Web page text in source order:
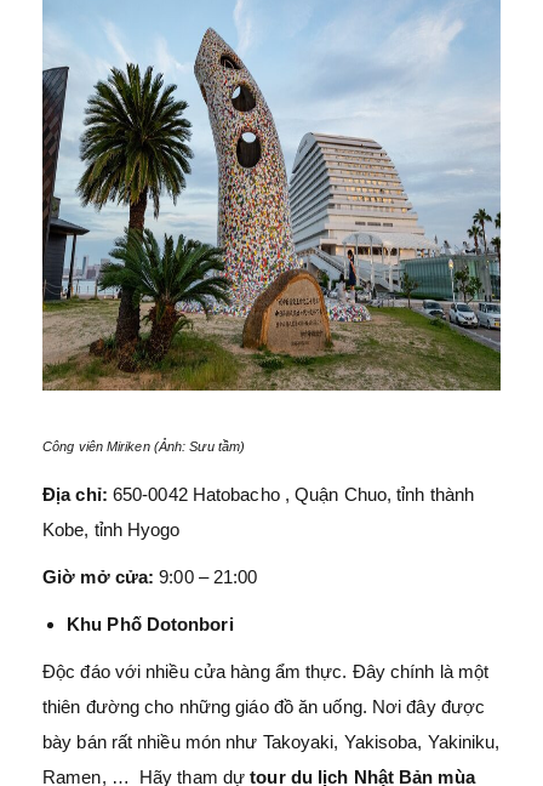
Công viên Miriken (Ảnh: Sưu tầm)
Địa chỉ: 650-0042 Hatobacho , Quận Chuo, tỉnh thành
Kobe, tỉnh Hyogo
Giờ mở cửa: 9:00 – 21:00
Khu Phố Dotonbori
Độc đáo với nhiều cửa hàng ẩm thực. Đây chính là một
thiên đường cho những giáo đồ ăn uống. Nơi đây được
bày bán rất nhiều món như Takoyaki, Yakisoba, Yakiniku,
Ramen, … Hãy tham dự tour du lịch Nhật Bản mùa